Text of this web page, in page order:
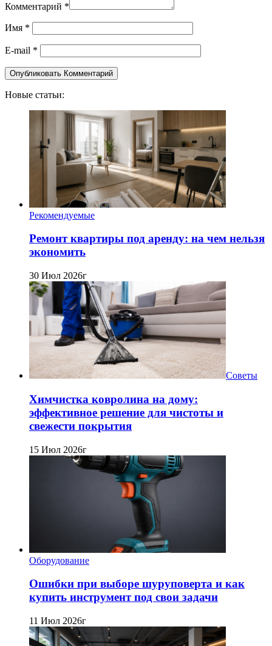
Комментарий *
Имя *
E-mail *
Новые статьи:
Рекомендуемые
Ремонт квартиры под аренду: на чем нельзя
экономить
30 Июл 2026г
Советы
Химчистка ковролина на дому:
эффективное решение для чистоты и
свежести покрытия
15 Июл 2026г
Оборудование
Ошибки при выборе шуруповерта и как
купить инструмент под свои задачи
11 Июл 2026г